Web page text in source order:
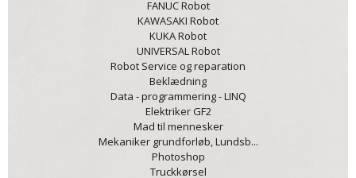
FANUC Robot
KAWASAKI Robot
KUKA Robot
UNIVERSAL Robot
Robot Service og reparation
Beklædning
Data - programmering - LINQ
Elektriker GF2
Mad til mennesker
Mekaniker grundforløb, Lundsb...
Photoshop
Truckkørsel